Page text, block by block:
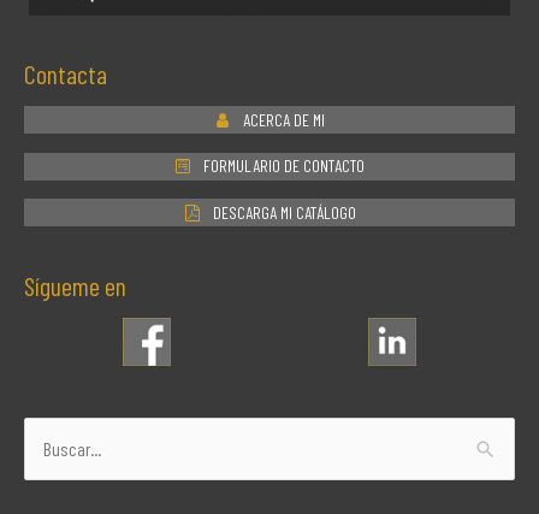
Contacta
ACERCA DE MI
FORMULARIO DE CONTACTO
DESCARGA MI CATÁLOGO
Sígueme en
Buscar
por: